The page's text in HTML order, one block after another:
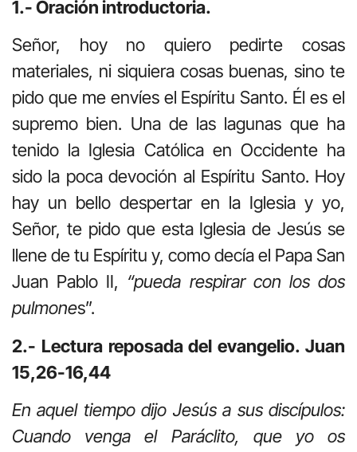
1.- Oración introductoria.
Señor, hoy no quiero pedirte cosas
materiales, ni siquiera cosas buenas, sino te
pido que me envíes el Espíritu Santo. Él es el
supremo bien. Una de las lagunas que ha
tenido la Iglesia Católica en Occidente ha
sido la poca devoción al Espíritu Santo. Hoy
hay un bello despertar en la Iglesia y yo,
Señor, te pido que esta Iglesia de Jesús se
llene de tu Espíritu y, como decía el Papa San
Juan Pablo II, “pueda respirar con los dos
pulmones”.
2.- Lectura reposada del evangelio. Juan
15,26-16,44
En aquel tiempo dijo Jesús a sus discípulos:
Cuando venga el Paráclito, que yo os